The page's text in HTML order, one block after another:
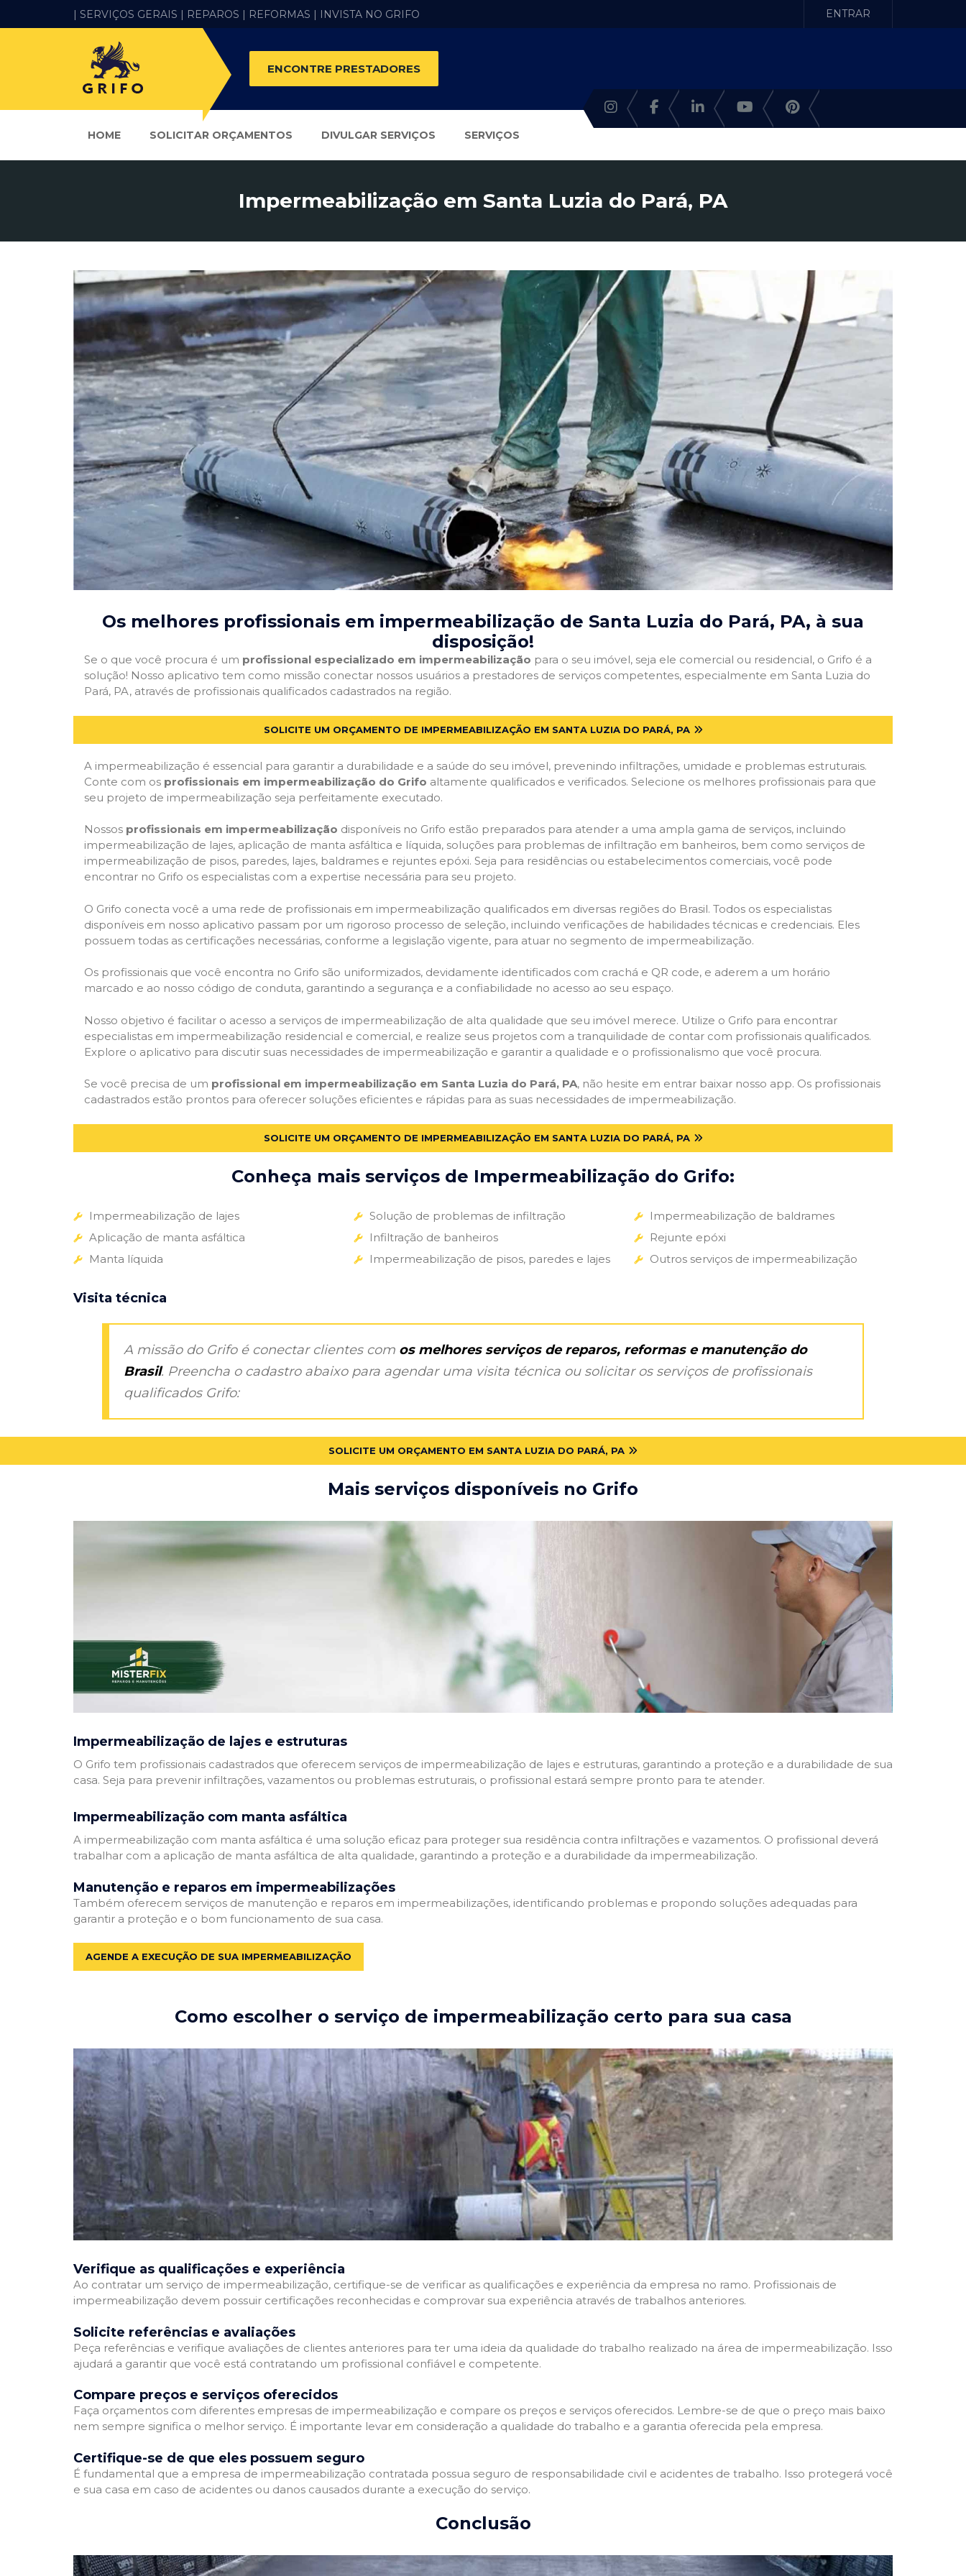
| SERVIÇOS GERAIS | REPAROS | REFORMAS | INVISTA NO GRIFO ENTRAR
ENCONTRE PRESTADORES
HOME SOLICITAR ORÇAMENTOS DIVULGAR SERVIÇOS SERVIÇOS
Impermeabilização em Santa Luzia do Pará, PA
Os melhores profissionais em impermeabilização de Santa Luzia do Pará, PA, à sua
disposição!
Se o que você procura é um profissional especializado em impermeabilização para o seu imóvel, seja ele comercial ou residencial, o Grifo é a
solução! Nosso aplicativo tem como missão conectar nossos usuários a prestadores de serviços competentes, especialmente em Santa Luzia do
Pará, PA, através de profissionais qualificados cadastrados na região.
SOLICITE UM ORÇAMENTO DE IMPERMEABILIZAÇÃO EM SANTA LUZIA DO PARÁ, PA
A impermeabilização é essencial para garantir a durabilidade e a saúde do seu imóvel, prevenindo infiltrações, umidade e problemas estruturais.
Conte com os profissionais em impermeabilização do Grifo altamente qualificados e verificados. Selecione os melhores profissionais para que
seu projeto de impermeabilização seja perfeitamente executado.
Nossos profissionais em impermeabilização disponíveis no Grifo estão preparados para atender a uma ampla gama de serviços, incluindo
impermeabilização de lajes, aplicação de manta asfáltica e líquida, soluções para problemas de infiltração em banheiros, bem como serviços de
impermeabilização de pisos, paredes, lajes, baldrames e rejuntes epóxi. Seja para residências ou estabelecimentos comerciais, você pode
encontrar no Grifo os especialistas com a expertise necessária para seu projeto.
O Grifo conecta você a uma rede de profissionais em impermeabilização qualificados em diversas regiões do Brasil. Todos os especialistas
disponíveis em nosso aplicativo passam por um rigoroso processo de seleção, incluindo verificações de habilidades técnicas e credenciais. Eles
possuem todas as certificações necessárias, conforme a legislação vigente, para atuar no segmento de impermeabilização.
Os profissionais que você encontra no Grifo são uniformizados, devidamente identificados com crachá e QR code, e aderem a um horário
marcado e ao nosso código de conduta, garantindo a segurança e a confiabilidade no acesso ao seu espaço.
Nosso objetivo é facilitar o acesso a serviços de impermeabilização de alta qualidade que seu imóvel merece. Utilize o Grifo para encontrar
especialistas em impermeabilização residencial e comercial, e realize seus projetos com a tranquilidade de contar com profissionais qualificados.
Explore o aplicativo para discutir suas necessidades de impermeabilização e garantir a qualidade e o profissionalismo que você procura.
Se você precisa de um profissional em impermeabilização em Santa Luzia do Pará, PA, não hesite em entrar baixar nosso app. Os profissionais
cadastrados estão prontos para oferecer soluções eficientes e rápidas para as suas necessidades de impermeabilização.
SOLICITE UM ORÇAMENTO DE IMPERMEABILIZAÇÃO EM SANTA LUZIA DO PARÁ, PA
Conheça mais serviços de Impermeabilização do Grifo:
Impermeabilização de lajes
Aplicação de manta asfáltica
Manta líquida
Solução de problemas de infiltração
Infiltração de banheiros
Impermeabilização de pisos, paredes e lajes
Impermeabilização de baldrames
Rejunte epóxi
Outros serviços de impermeabilização
Visita técnica
A missão do Grifo é conectar clientes com os melhores serviços de reparos, reformas e manutenção do
Brasil. Preencha o cadastro abaixo para agendar uma visita técnica ou solicitar os serviços de profissionais
qualificados Grifo:
SOLICITE UM ORÇAMENTO EM SANTA LUZIA DO PARÁ, PA
Mais serviços disponíveis no Grifo
Impermeabilização de lajes e estruturas
O Grifo tem profissionais cadastrados que oferecem serviços de impermeabilização de lajes e estruturas, garantindo a proteção e a durabilidade de sua
casa. Seja para prevenir infiltrações, vazamentos ou problemas estruturais, o profissional estará sempre pronto para te atender.
Impermeabilização com manta asfáltica
A impermeabilização com manta asfáltica é uma solução eficaz para proteger sua residência contra infiltrações e vazamentos. O profissional deverá
trabalhar com a aplicação de manta asfáltica de alta qualidade, garantindo a proteção e a durabilidade da impermeabilização.
Manutenção e reparos em impermeabilizações
Também oferecem serviços de manutenção e reparos em impermeabilizações, identificando problemas e propondo soluções adequadas para
garantir a proteção e o bom funcionamento de sua casa.
AGENDE A EXECUÇÃO DE SUA IMPERMEABILIZAÇÃO
Como escolher o serviço de impermeabilização certo para sua casa
Verifique as qualificações e experiência
Ao contratar um serviço de impermeabilização, certifique-se de verificar as qualificações e experiência da empresa no ramo. Profissionais de
impermeabilização devem possuir certificações reconhecidas e comprovar sua experiência através de trabalhos anteriores.
Solicite referências e avaliações
Peça referências e verifique avaliações de clientes anteriores para ter uma ideia da qualidade do trabalho realizado na área de impermeabilização. Isso
ajudará a garantir que você está contratando um profissional confiável e competente.
Compare preços e serviços oferecidos
Faça orçamentos com diferentes empresas de impermeabilização e compare os preços e serviços oferecidos. Lembre-se de que o preço mais baixo
nem sempre significa o melhor serviço. É importante levar em consideração a qualidade do trabalho e a garantia oferecida pela empresa.
Certifique-se de que eles possuem seguro
É fundamental que a empresa de impermeabilização contratada possua seguro de responsabilidade civil e acidentes de trabalho. Isso protegerá você
e sua casa em caso de acidentes ou danos causados durante a execução do serviço.
Conclusão